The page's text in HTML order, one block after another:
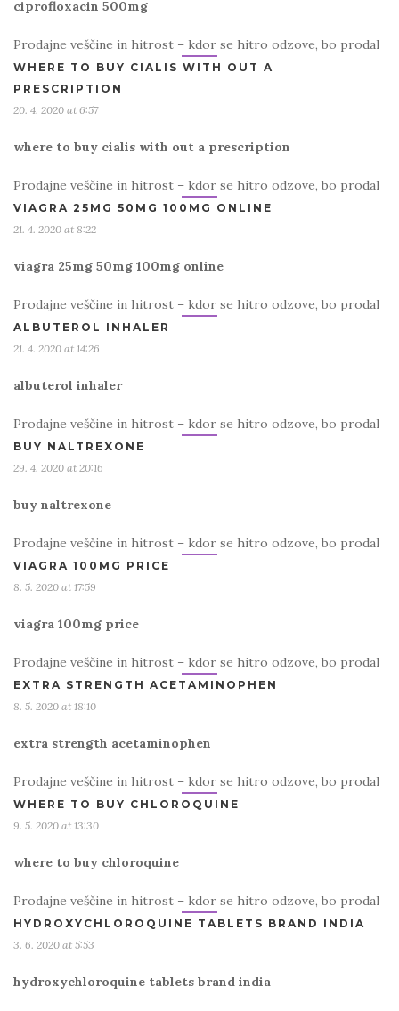
ciprofloxacin 500mg
Prodajne veščine in hitrost – kdor se hitro odzove, bo prodal
WHERE TO BUY CIALIS WITH OUT A
PRESCRIPTION
20. 4. 2020 at 6:57
where to buy cialis with out a prescription
Prodajne veščine in hitrost – kdor se hitro odzove, bo prodal
VIAGRA 25MG 50MG 100MG ONLINE
21. 4. 2020 at 8:22
viagra 25mg 50mg 100mg online
Prodajne veščine in hitrost – kdor se hitro odzove, bo prodal
ALBUTEROL INHALER
21. 4. 2020 at 14:26
albuterol inhaler
Prodajne veščine in hitrost – kdor se hitro odzove, bo prodal
BUY NALTREXONE
29. 4. 2020 at 20:16
buy naltrexone
Prodajne veščine in hitrost – kdor se hitro odzove, bo prodal
VIAGRA 100MG PRICE
8. 5. 2020 at 17:59
viagra 100mg price
Prodajne veščine in hitrost – kdor se hitro odzove, bo prodal
EXTRA STRENGTH ACETAMINOPHEN
8. 5. 2020 at 18:10
extra strength acetaminophen
Prodajne veščine in hitrost – kdor se hitro odzove, bo prodal
WHERE TO BUY CHLOROQUINE
9. 5. 2020 at 13:30
where to buy chloroquine
Prodajne veščine in hitrost – kdor se hitro odzove, bo prodal
HYDROXYCHLOROQUINE TABLETS BRAND INDIA
3. 6. 2020 at 5:53
hydroxychloroquine tablets brand india